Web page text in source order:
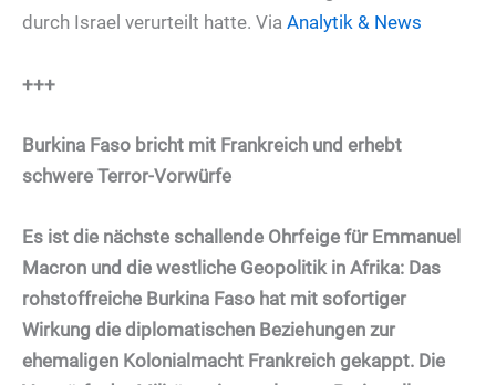
durch Israel verurteilt hatte. Via Analytik & News
+++
Burkina Faso bricht mit Frankreich und erhebt
schwere Terror-Vorwürfe
Es ist die nächste schallende Ohrfeige für Emmanuel
Macron und die westliche Geopolitik in Afrika: Das
rohstoffreiche Burkina Faso hat mit sofortiger
Wirkung die diplomatischen Beziehungen zur
ehemaligen Kolonialmacht Frankreich gekappt. Die